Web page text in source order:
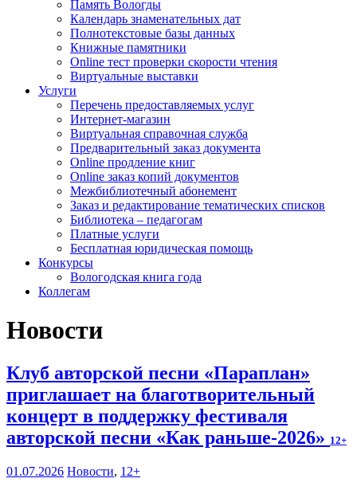
Память Вологды
Календарь знаменательных дат
Полнотекстовые базы данных
Книжные памятники
Online тест проверки скорости чтения
Виртуальные выставки
Услуги
Перечень предоставляемых услуг
Интернет-магазин
Виртуальная справочная служба
Предварительный заказ документа
Online продление книг
Online заказ копий документов
Межбиблиотечный абонемент
Заказ и редактирование тематических списков
Библиотека – педагогам
Платные услуги
Бесплатная юридическая помощь
Конкурсы
Вологодская книга года
Коллегам
Новости
Клуб авторской песни «Параплан»
приглашает на благотворительный
концерт в поддержку фестиваля
авторской песни «Как раньше-2026» 12+
01.07.2026 Новости, 12+